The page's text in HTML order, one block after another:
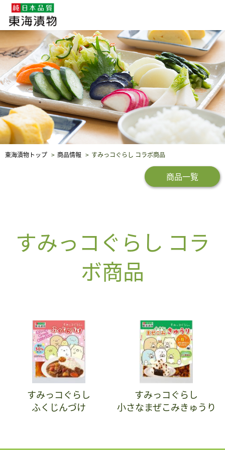
企業・採用情報 社会貢献 品質保証
東海漬物トップ 商品情報 すみっコぐらし コラボ商品
商品一覧
すみっコぐらし コラ
ボ商品
すみっコぐらし
ふくじんづけ
すみっコぐらし
小さなまぜこみきゅうり